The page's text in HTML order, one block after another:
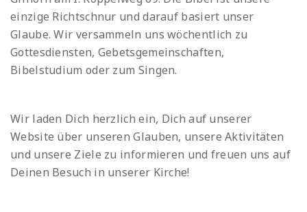
einzige Richtschnur und darauf basiert unser
Glaube. Wir versammeln uns wöchentlich zu
Gottesdiensten, Gebetsgemeinschaften,
Bibelstudium oder zum Singen.
Wir laden Dich herzlich ein, Dich auf unserer
Website über unseren Glauben, unsere Aktivitäten
und unsere Ziele zu informieren und freuen uns auf
Deinen Besuch in unserer Kirche!